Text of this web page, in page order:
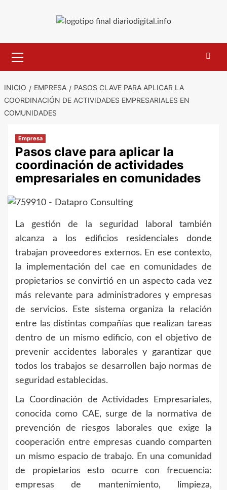
primario
INICIO EMPRESA
PASOS CLAVE PARA APLICAR LA
COORDINACIÓN DE ACTIVIDADES EMPRESARIALES EN
COMUNIDADES
Empresa
Pasos clave para aplicar la
coordinación de actividades
empresariales en comunidades
La gestión de la seguridad laboral también
alcanza a los edificios residenciales donde
trabajan proveedores externos. En ese contexto,
la implementación del cae en comunidades de
propietarios se convirtió en un aspecto cada vez
más relevante para administradores y empresas
de servicios. Este sistema organiza la relación
entre las distintas compañías que realizan tareas
dentro de un mismo edificio, con el objetivo de
prevenir accidentes laborales y garantizar que
todos los trabajos se desarrollen bajo normas de
seguridad establecidas.
La Coordinación de Actividades Empresariales,
conocida como CAE, surge de la normativa de
prevención de riesgos laborales que exige la
cooperación entre empresas cuando comparten
un mismo espacio de trabajo. En una comunidad
de propietarios esto ocurre con frecuencia:
empresas de mantenimiento, limpieza,